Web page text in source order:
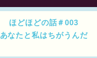
ほどほどの話＃003
あなたと私はちがうんだ